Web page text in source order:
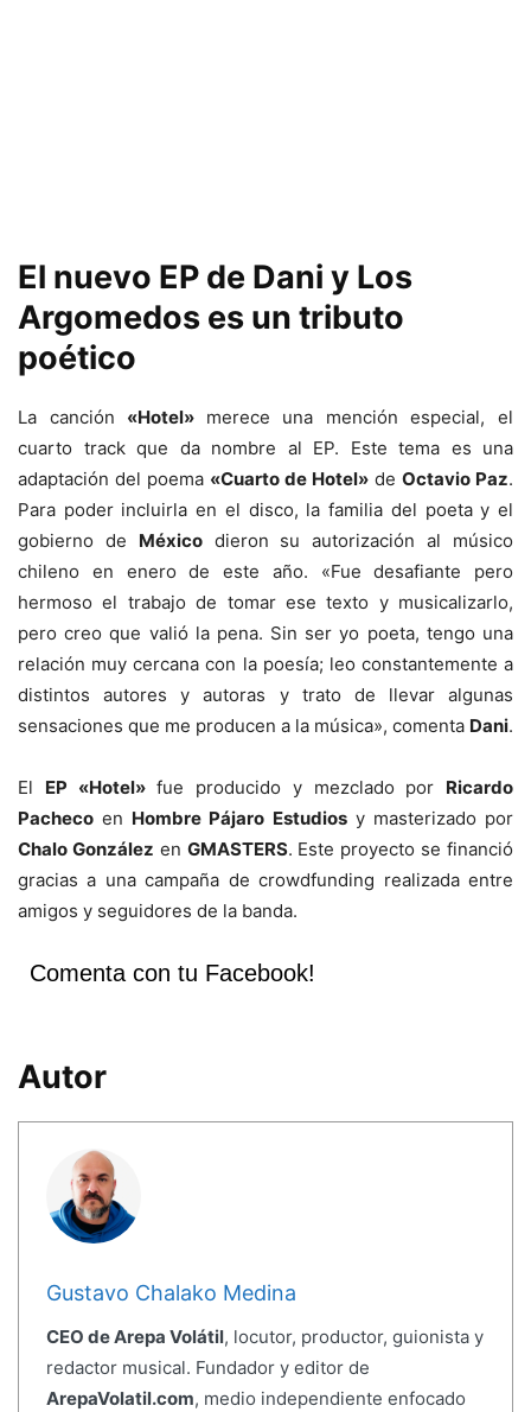
El nuevo EP de Dani y Los
Argomedos es un tributo
poético
La canción «Hotel» merece una mención especial, el
cuarto track que da nombre al EP. Este tema es una
adaptación del poema «Cuarto de Hotel» de Octavio Paz.
Para poder incluirla en el disco, la familia del poeta y el
gobierno de Méxicodieron su autorización al músico
chileno en enero de este año. «Fue desafiante pero
hermoso el trabajo de tomar ese texto y musicalizarlo,
pero creo que valió la pena. Sin ser yo poeta, tengo una
relación muy cercana con la poesía; leo constantemente a
distintos autores y autoras y trato de llevar algunas
sensaciones que me producen a la música», comenta Dani.
El EP «Hotel»fue producido y mezclado por Ricardo
Pacheco en Hombre Pájaro Estudiosy masterizado por
Chalo González en GMASTERS. Este proyecto se financió
gracias a una campaña de crowdfunding realizada entre
amigos y seguidores de la banda.
Comenta con tu Facebook!
Autor
Gustavo Chalako Medina
CEO de Arepa Volátil, locutor, productor, guionista y
redactor musical. Fundador y editor de
ArepaVolatil.com, medio independiente enfocado